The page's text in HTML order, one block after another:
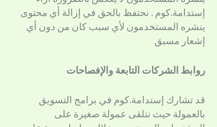
إستدامة.كوم . نحتفظ بالحق في إزالة أي محتوى
ينشره المستخدمون لأي سبب كان من دون أي
إشعار مسبق
روابط الشركات التابعة والإفصاحات
قد تشارك إستدامة.كوم في برامج التسويق
بالعمولة حيث نتلقى عمولة صغيرة على